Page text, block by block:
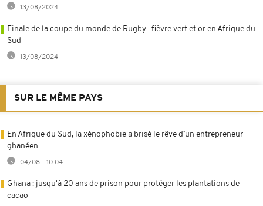
13/08/2024
Finale de la coupe du monde de Rugby : fièvre vert et or en Afrique du
Sud
13/08/2024
SUR LE MÊME PAYS
En Afrique du Sud, la xénophobie a brisé le rêve d’un entrepreneur
ghanéen
04/08 - 10:04
Ghana : jusqu'à 20 ans de prison pour protéger les plantations de
cacao